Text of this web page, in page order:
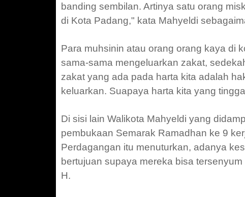
banding sembilan. Artinya satu orang
di Kota Padang," kata Mahyeldi
Para muhsinin atau orang orang kaya di
sama-sama mengeluarkan zakat,
zakat yang ada pada harta kita adalah
keluarkan. Suapaya harta kita yang
Di sisi lain Walikota Mahyeldi yang
pembukaan Semarak Ramadhan ke 9
Perdagangan itu menuturkan, adanya
bertujuan supaya mereka bisa
H.